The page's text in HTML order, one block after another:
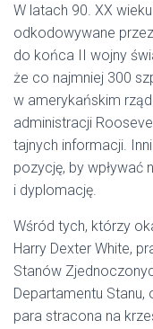
W latach 90. XX
odkodowywane
do końca II wojny
że co najmniej 300
w amerykańskim
administracji
tajnych informacji.
pozycję, by wpływać
i dyplomację.
Wśród tych, którzy
Harry Dexter White,
Stanów
Departamentu Stanu,
para stracona na